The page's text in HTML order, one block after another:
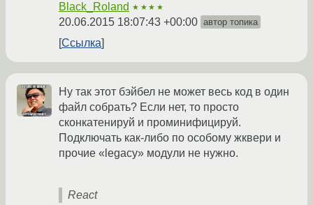
Black_Roland ★★★★
20.06.2015 18:07:43 +00:00 автор топика
Ссылка
Ну так этот бэйбел не может весь код в один
файл собрать? Если нет, то просто
сконкатенируй и проминифицируй.
Подключать как-либо по особому жквери и
прочие «legacy» модули не нужно.
React